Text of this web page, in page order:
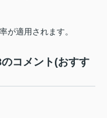
が適用されます。
コメント(おすす